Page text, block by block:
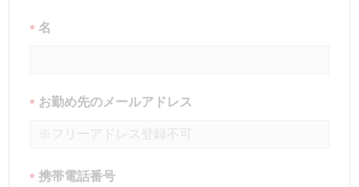
* 名
* お勤め先のメールアドレス
* 携帯電話番号